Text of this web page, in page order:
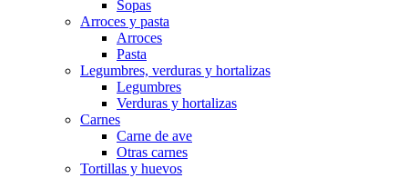
Sopas
Arroces y pasta
Arroces
Pasta
Legumbres, verduras y hortalizas
Legumbres
Verduras y hortalizas
Carnes
Carne de ave
Otras carnes
Tortillas y huevos